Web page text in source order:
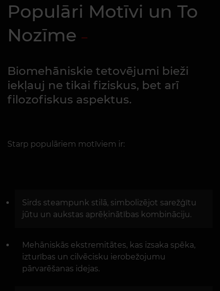
Populāri Motīvi un To
Nozīme
Biomehāniskie tetovējumi bieži
iekļauj ne tikai fiziskus, bet arī
filozofiskus aspektus.
Starp populāriem motīviem ir:
Sirds steampunk stilā, simbolizējot sarežģītu
jūtu un aukstas aprēķinātības kombināciju.
Mehāniskās ekstremitātes, kas izsaka spēka,
izturības un cilvēcisku ierobežojumu
pārvarēšanas idejas.